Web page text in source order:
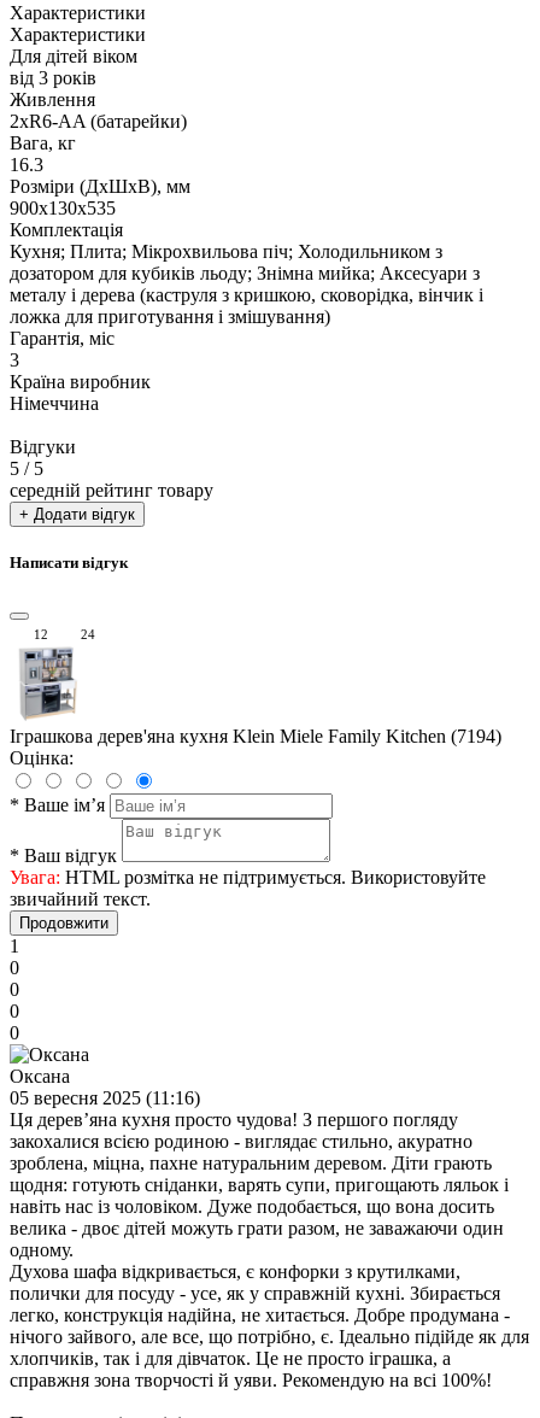
Характеристики
Характеристики
Для дітей віком
від 3 років
Живлення
2xR6-AA (батарейки)
Вага, кг
16.3
Розміри (ДxШxВ), мм
900х130х535
Комплектація
Кухня; Плита; Мікрохвильова піч; Холодильником з
дозатором для кубиків льоду; Знімна мийка; Аксесуари з
металу і дерева (каструля з кришкою, сковорідка, вінчик і
ложка для приготування і змішування)
Гарантія, міс
3
Країна виробник
Німеччина
Відгуки
5 / 5
середній рейтинг товару
+ Додати відгук
Написати відгук
12 24
Іграшкова дерев'яна кухня Klein Miele Family Kitchen (7194)
Оцінка:
* Ваше ім’я
* Ваш відгук
Увага: HTML розмітка не підтримується. Використовуйте
звичайний текст.
Продовжити
1
0
0
0
0
Оксана
05 вересня 2025 (11:16)
Ця дерев’яна кухня просто чудова! З першого погляду
закохалися всією родиною - виглядає стильно, акуратно
зроблена, міцна, пахне натуральним деревом. Діти грають
щодня: готують сніданки, варять супи, пригощають ляльок і
навіть нас із чоловіком. Дуже подобається, що вона досить
велика - двоє дітей можуть грати разом, не заважаючи один
одному.
Духова шафа відкривається, є конфорки з крутилками,
полички для посуду - усе, як у справжній кухні. Збирається
легко, конструкція надійна, не хитається. Добре продумана -
нічого зайвого, але все, що потрібно, є. Ідеально підійде як для
хлопчиків, так і для дівчаток. Це не просто іграшка, а
справжня зона творчості й уяви. Рекомендую на всі 100%!